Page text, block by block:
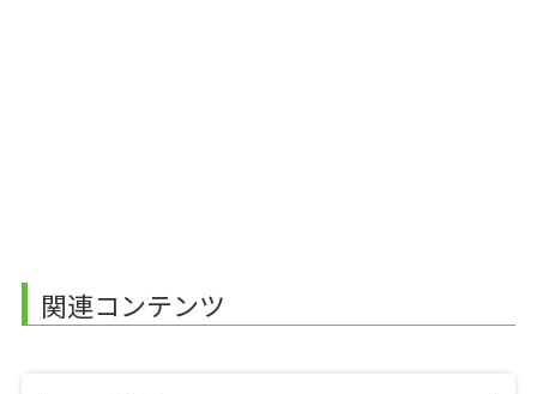
関連コンテンツ